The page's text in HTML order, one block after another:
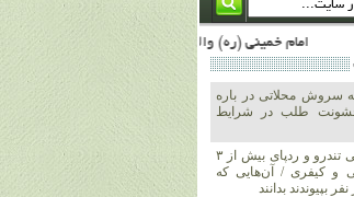
امام خمینی (ره) والله اسلام تمامش سیاست است؛ ***** امام شهید: به گفتار امام و کردار امام اهتمام بورزید ***** امام خمینی(ره): ان شاء الله ما اندوه دلمان را در وقت مناسب با انتقام از امریکا و آل سعود برطرف خواهیم ساخت و داغ و حسرت حلاوت این جنایت بزرگ را بر دلشان خواهیم نهاد 1367/4/29 ***** امام خمینی(رحمة الله علیه) : حکومت آل سعود، این وهابیهای پست بیخبر از خدا بسان خنجرند که همیشه از پشت در قلب مسلمانان فرو رفته‌اند 1366/5/12***** امام خمینی (ره) شهادت در راه خدا مسئله ای نیست که
سروش محلاتی در باره
طلب در شرایط
گفته‌های یک روحانی تندرو و ردپای بیش از ۳
و کیفری / آن‌هایی که